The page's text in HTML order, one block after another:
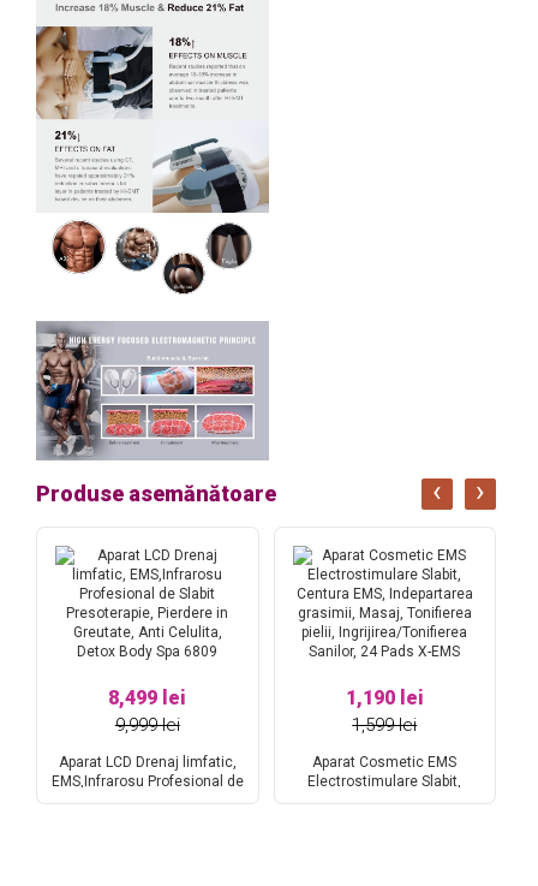
Produse asemănătoare
8,499 lei
9,999 lei
Aparat LCD Drenaj limfatic,
EMS,Infrarosu Profesional de
1,190 lei
1,599 lei
Aparat Cosmetic EMS
Electrostimulare Slabit,
‹ ›